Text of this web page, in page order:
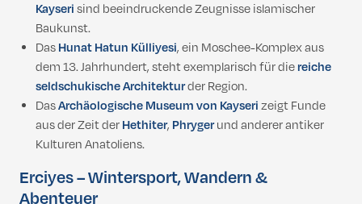
Kayserisind beeindruckende Zeugnisse islamischer
Baukunst.
DasHunat Hatun Külliyesi, ein Moschee-Komplex aus
dem 13. Jahrhundert, steht exemplarisch für diereiche
seldschukische Architekturder Region.
DasArchäologische Museum von Kayserizeigt Funde
aus der Zeit derHethiter, Phrygerund anderer antiker
Kulturen Anatoliens.
Erciyes – Wintersport, Wandern &
Abenteuer